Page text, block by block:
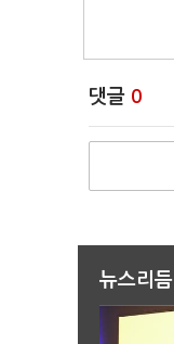
댓글 0
뉴스리듬